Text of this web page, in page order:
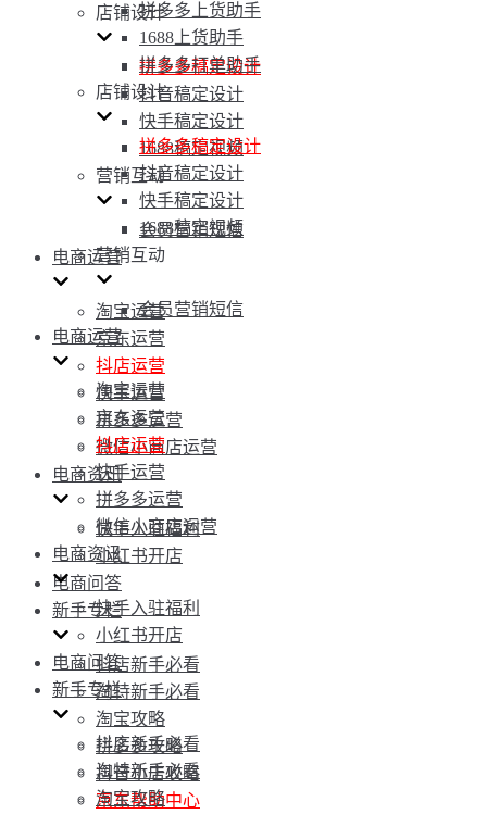
店铺设计
拼多多稿定设计
抖音稿定设计
快手稿定设计
1688稿定视频
营销互动
会员营销短信
电商运营
淘宝运营
京东运营
抖店运营
快手运营
拼多多运营
微信小商店运营
电商资讯
快手入驻福利
小红书开店
电商问答
新手专栏
抖店新手必看
淘特新手必看
淘宝攻略
拼多多攻略
抖音小店攻略
京东帮助中心
拼多多上货助手
1688上货助手
拼多多打单助手
店铺设计
拼多多稿定设计
抖音稿定设计
快手稿定设计
1688稿定视频
营销互动
会员营销短信
电商运营
淘宝运营
京东运营
抖店运营
快手运营
拼多多运营
微信小商店运营
电商资讯
快手入驻福利
小红书开店
电商问答
新手专栏
抖店新手必看
淘特新手必看
淘宝攻略